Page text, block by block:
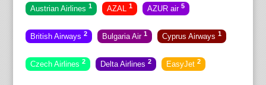
Austrian Airlines 1 AZAL 1 AZUR air 5
British Airways 2 Bulgaria Air 1 Cyprus Airways 1
Czech Airlines 2 Delta Airlines 2 EasyJet 2